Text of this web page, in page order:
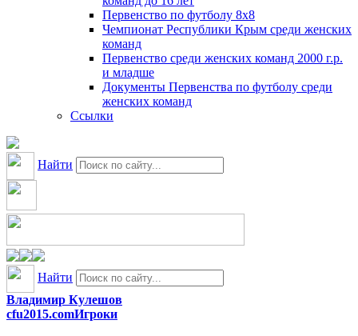
Первенство по футболу 8х8
Чемпионат Республики Крым среди женских
команд
Первенство среди женских команд 2000 г.р.
и младше
Документы Первенства по футболу среди
женских команд
Ссылки
Найти
Найти
Владимир Кулешов
cfu2015.comИгроки